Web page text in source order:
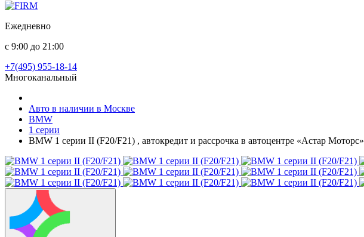
Ежедневно
с 9:00 до 21:00
+7(495) 955-18-14
Многоканальный
Авто в наличии в Москве
BMW
1 серии
BMW 1 серии II (F20/F21) , автокредит и рассрочка в автоцентре «Астар Моторс»